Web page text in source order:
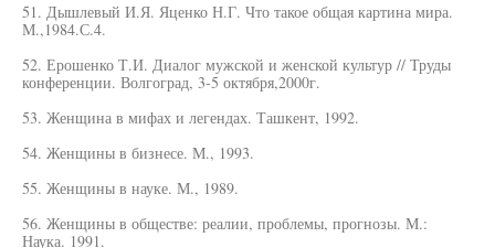
51. Дышлевый И.Я. Яценко Н.Г. Что такое общая картина мира.
М.,1984.С.4.
52. Ерошенко Т.И. Диалог мужской и женской культур // Труды
конференции. Волгоград, 3-5 октября,2000г.
53. Женщина в мифах и легендах. Ташкент, 1992.
54. Женщины в бизнесе. М., 1993.
55. Женщины в науке. М., 1989.
56. Женщины в обществе: реалии, проблемы, прогнозы. М.:
Наука. 1991.